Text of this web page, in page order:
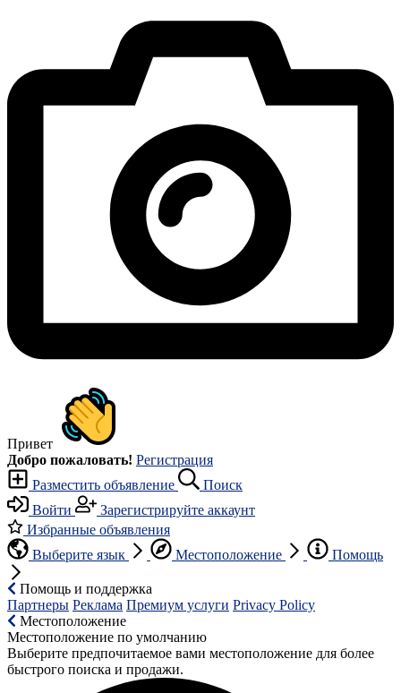
Привет
Добро пожаловать! Регистрация
Разместить объявление
Поиск
Войти
Зарегистрируйте аккаунт
Избранные объявления
Выберите язык
Местоположение Помощь
Помощь и поддержка
Партнеры Реклама Премиум услуги Privacy Policy
Местоположение
Местоположение по умолчанию
Выберите предпочитаемое вами местоположение для более
быстрого поиска и продажи.